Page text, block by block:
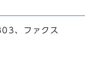
、ファクス